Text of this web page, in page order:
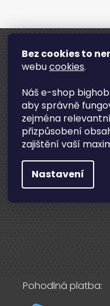
Bez cookies to
webucookies.
Náš e-shop
aby správně
zejména
přizpůsobení
zajištění vaší
Nastavení
O nás
O nás
Recenze
Záruční a
Kontakty
Pohodlná platba: